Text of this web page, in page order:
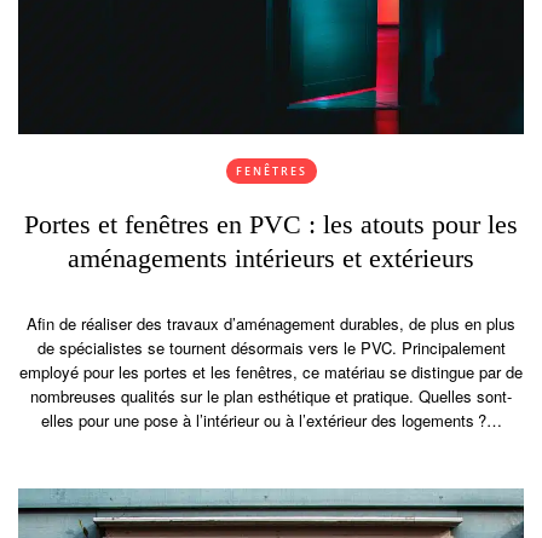
FENÊTRES
Portes et fenêtres en PVC : les atouts pour les
aménagements intérieurs et extérieurs
Afin de réaliser des travaux d’aménagement durables, de plus en plus
de spécialistes se tournent désormais vers le PVC. Principalement
employé pour les portes et les fenêtres, ce matériau se distingue par de
nombreuses qualités sur le plan esthétique et pratique. Quelles sont-
elles pour une pose à l’intérieur ou à l’extérieur des logements ?…